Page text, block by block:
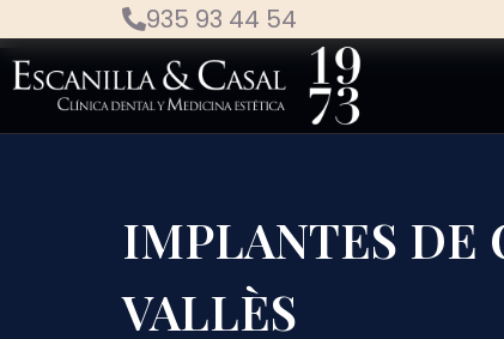
935 93 44 54
IMPLANTES DE
VALLÈS